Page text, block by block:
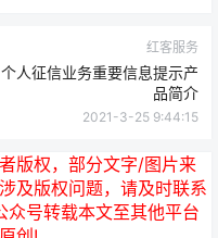
红客服务
个人征信业务重要信息提示产
品简介
2021-3-25 9:44:15
版权，部分文字/图片来
及版权问题，请及时联系
号转载本文至其他平台